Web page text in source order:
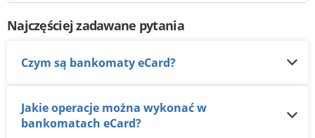
Najczęściej zadawane pytania
Czym są bankomaty eCard?
Jakie operacje można wykonać w
bankomatach eCard?